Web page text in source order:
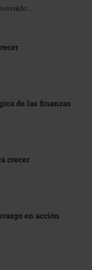
…
de las finanzas
crecer
en acción